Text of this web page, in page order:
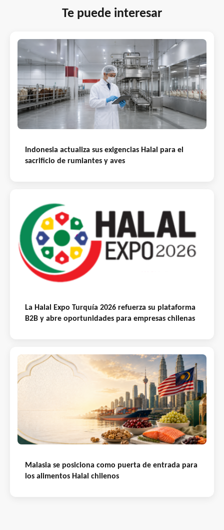
Te puede interesar
Indonesia actualiza sus exigencias Halal para el
sacrificio de rumiantes y aves
La Halal Expo Turquía 2026 refuerza su plataforma
B2B y abre oportunidades para empresas chilenas
Malasia se posiciona como puerta de entrada para
los alimentos Halal chilenos